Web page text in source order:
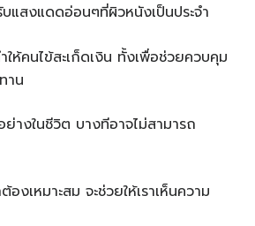
แสงแดดอ่อนๆที่ผิวหนังเป็นประจำ
ให้คนไข้สะเก็ดเงิน ทั้งเพื่อช่วยควบคุม
าน
างในชีวิต บางทีอาจไม่สามารถ
งเหมาะสม จะช่วยให้เราเห็นความ